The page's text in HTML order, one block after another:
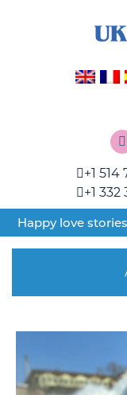
+1 514
+1 332
Happy love